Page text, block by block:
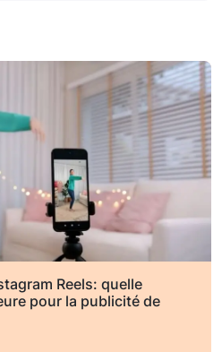
Reels: quelle
pour la publicité de